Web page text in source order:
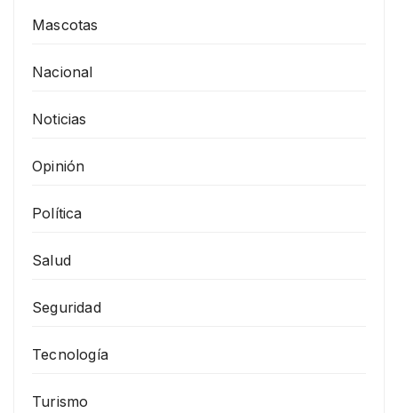
Mascotas
Nacional
Noticias
Opinión
Política
Salud
Seguridad
Tecnología
Turismo